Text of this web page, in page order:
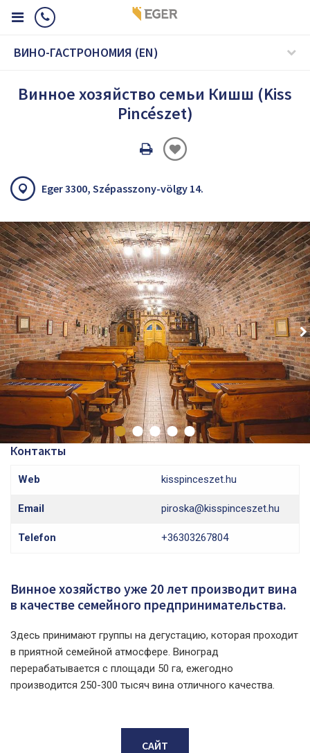
ВИНО-ГАСТРОНОМИЯ (EN)
Винное хозяйство семьи Кишш (Kiss
Pincészet)
Oldal
Eger 3300, Szépasszony-völgy 14.
Контакты
Web kisspinceszet.hu
Email piroska@kisspinceszet.hu
Telefon +36303267804
Винное хозяйство уже 20 лет производит вина
в качестве семейного предпринимательства.
Здесь принимают группы на дегустацию, которая проходит
в приятной семейной атмосфере. Виноград
перерабатывается с площади 50 га, ежегодно
производится 250-300 тысяч вина отличного качества.
САЙТ